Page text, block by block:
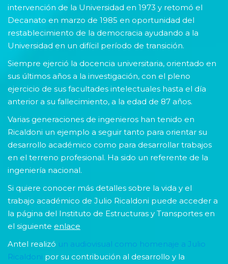
intervención de la Universidad en 1973 y retomó el
Decanato en marzo de 1985 en oportunidad del
restablecimiento de la democracia ayudando a la
Universidad en un difícil período de transición.
Siempre ejerció la docencia universitaria, orientado en
sus últimos años a la investigación, con el pleno
ejercicio de sus facultades intelectuales hasta el día
anterior a su fallecimiento, a la edad de 87 años.
Varias generaciones de ingenieros han tenido en
Ricaldoni un ejemplo a seguir tanto para orientar su
desarrollo académico como para desarrollar trabajos
en el terreno profesional. Ha sido un referente de la
ingeniería nacional.
Si quiere conocer más detalles sobre la vida y el
trabajo académico de Julio Ricaldoni puede acceder a
la página del Instituto de Estructuras y Transportes en
el siguiente enlace
Antel realizó un audiovisual como homenaje a Julio
Ricaldoni por su contribución al desarrollo y la